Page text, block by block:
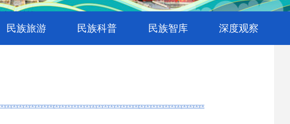
民族旅游 民族科普 民族智库 深度观察